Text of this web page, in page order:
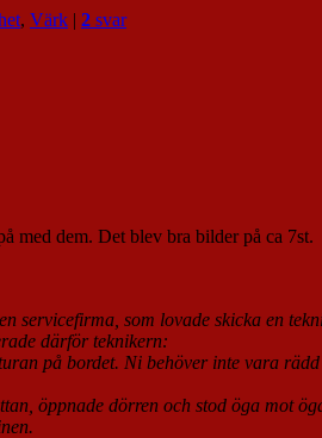
, Värk | 2 svar
med dem. Det blev bra bilder på ca 7st.
servicefirma, som lovade skicka en
därför teknikern:
på bordet. Ni behöver inte vara
öppnade dörren och stod öga mot